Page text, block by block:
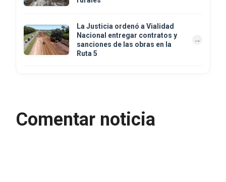
La Justicia ordenó a Vialidad
Nacional entregar contratos y
sanciones de las obras en la
Ruta 5
Comentar noticia